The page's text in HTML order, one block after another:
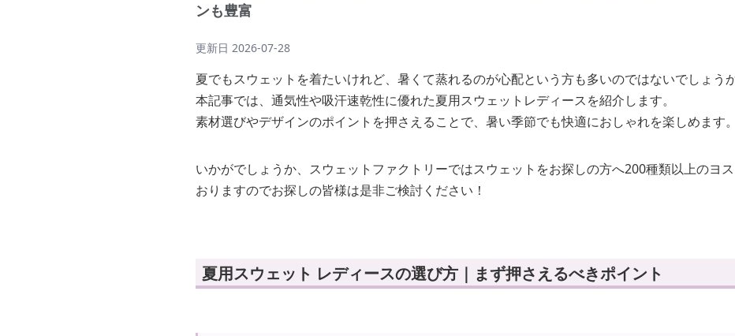
ンも豊富
更新日 2026-07-28
夏でもスウェットを着たいけれど、暑くて蒸れるのが心配という方も多いのではないでしょうか
本記事では、通気性や吸汗速乾性に優れた夏用スウェットレディースを紹介します。
素材選びやデザインのポイントを押さえることで、暑い季節でも快適におしゃれを楽しめます。
いかがでしょうか、スウェットファクトリーではスウェットをお探しの方へ200種類以上のヨ
おりますのでお探しの皆様は是非ご検討ください！
夏用スウェット レディースの選び方｜まず押さえるべきポイント